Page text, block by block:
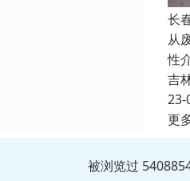
长
从
性
吉
23-
更
被浏览过